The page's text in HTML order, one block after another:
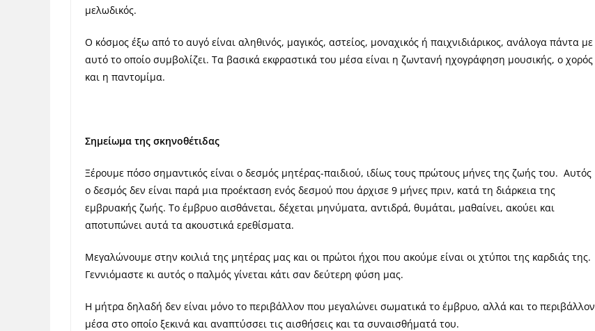
μελωδικός.
Ο κόσμος έξω από το αυγό είναι αληθινός, μαγικός, αστείος, μοναχικός ή παιχνιδιάρικος, ανάλογα πάντα με
αυτό το οποίο συμβολίζει. Τα βασικά εκφραστικά του μέσα είναι η ζωντανή ηχογράφηση μουσικής, ο χορός
και η παντομίμα.
Σημείωμα της σκηνοθέτιδας
Ξέρουμε πόσο σημαντικός είναι ο δεσμός μητέρας-παιδιού, ιδίως τους πρώτους μήνες της ζωής του. Αυτός
ο δεσμός δεν είναι παρά μια προέκταση ενός δεσμού που άρχισε 9 μήνες πριν, κατά τη διάρκεια της
εμβρυακής ζωής. Το έμβρυο αισθάνεται, δέχεται μηνύματα, αντιδρά, θυμάται, μαθαίνει, ακούει και
αποτυπώνει αυτά τα ακουστικά ερεθίσματα.
Μεγαλώνουμε στην κοιλιά της μητέρας μας και οι πρώτοι ήχοι που ακούμε είναι οι χτύποι της καρδιάς της.
Γεννιόμαστε κι αυτός ο παλμός γίνεται κάτι σαν δεύτερη φύση μας.
Η μήτρα δηλαδή δεν είναι μόνο το περιβάλλον που μεγαλώνει σωματικά το έμβρυο, αλλά και το περιβάλλον
μέσα στο οποίο ξεκινά και αναπτύσσει τις αισθήσεις και τα συναισθήματά του.